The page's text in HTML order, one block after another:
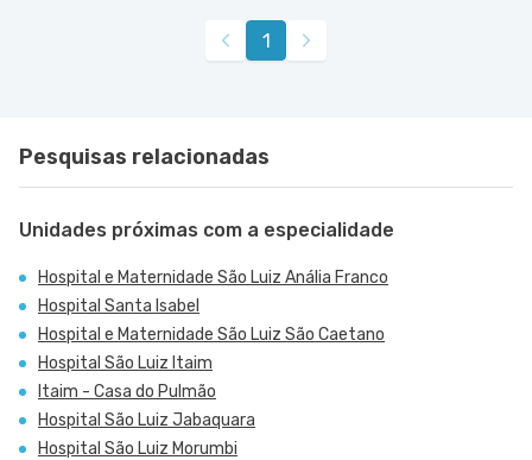
Rua Francisco Marengo nr. 1429 Clinivac - Clínica
1
Pesquisas relacionadas
Unidades próximas com a especialidade
Hospital e Maternidade São Luiz Anália Franco
Hospital Santa Isabel
Hospital e Maternidade São Luiz São Caetano
Hospital São Luiz Itaim
Itaim - Casa do Pulmão
Hospital São Luiz Jabaquara
Hospital São Luiz Morumbi